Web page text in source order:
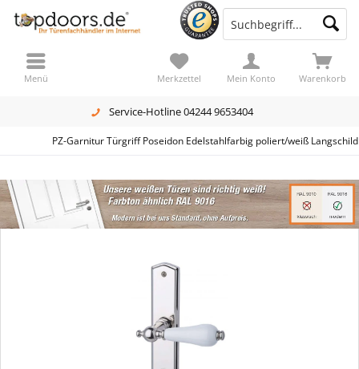
Service-Hotline 04244 9653404
Warenkorb
Merkzettel Mein Konto
Menü
PZ-Garnitur Türgriff Poseidon Edelstahlfarbig poliert/weiß Langschild